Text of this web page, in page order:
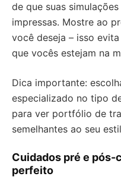
de que suas
impressas. Mostre ao
você deseja – isso
que vocês estejam na
Dica importante:
especializado no tipo
para ver portfólio de
semelhantes ao seu
Cuidados pré e
perfeito